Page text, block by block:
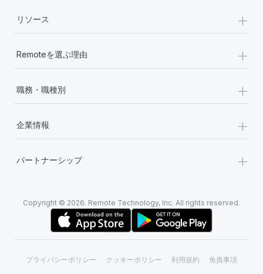
リソース +
Remoteを選ぶ理由 +
職務・職種別 +
企業情報 +
パートナーシップ +
Copyright © 2026. Remote Technology, Inc. All rights reserved.
プライバシーポリシー クッキーポリシー 利用規約 免責事項